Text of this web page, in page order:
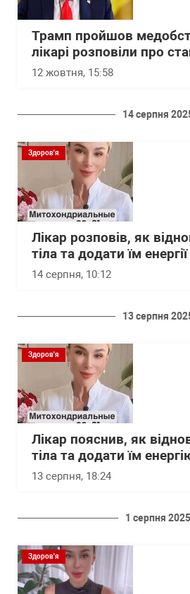
Трамп пройшов
лікарі розповіли про
12 жовтня, 15:58
14 серпня
Здоров'я
Лікар розповів, як
тіла та додати їм
14 серпня, 10:12
13 серпня
Здоров'я
Лікар пояснив, як
тіла та додати їм
13 серпня, 18:24
1 серпня 2025
Здоров'я